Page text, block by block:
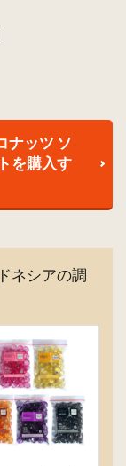
ナッツ ソ
を購入す
ネシアの調